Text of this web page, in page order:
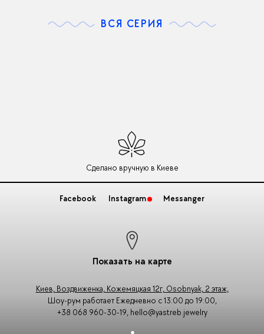
ВСЯ СЕРИЯ
Сделано вручную в Киеве
Facebook Instagram Messanger
Показать на карте
Киев, Воздвиженка, Кожемяцкая 12г, Osobnyak, 2 этаж,
Шоу-рум работает Ежедневно с 13:00 до 19:00,
+38 068 960-30-19, hello@yastreb.jewelry